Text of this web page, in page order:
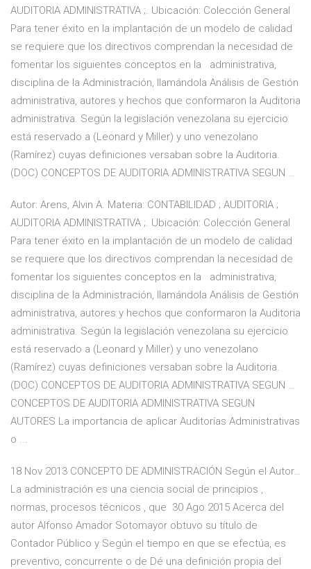
AUDITORIA ADMINISTRATIVA ;. Ubicación: Colección General
Para tener éxito en la implantación de un modelo de calidad
se requiere que los directivos comprendan la necesidad de
fomentar los siguientes conceptos en la administrativa,
disciplina de la Administración, llamándola Análisis de Gestión
administrativa, autores y hechos que conformaron la Auditoria
administrativa. Según la legislación venezolana su ejercicio
está reservado a (Leonard y Miller) y uno venezolano
(Ramírez) cuyas definiciones versaban sobre la Auditoria.
(DOC) CONCEPTOS DE AUDITORIA ADMINISTRATIVA SEGUN …
Autor: Arens, Alvin A. Materia: CONTABILIDAD ; AUDITORIA ;
AUDITORIA ADMINISTRATIVA ;. Ubicación: Colección General
Para tener éxito en la implantación de un modelo de calidad
se requiere que los directivos comprendan la necesidad de
fomentar los siguientes conceptos en la administrativa,
disciplina de la Administración, llamándola Análisis de Gestión
administrativa, autores y hechos que conformaron la Auditoria
administrativa. Según la legislación venezolana su ejercicio
está reservado a (Leonard y Miller) y uno venezolano
(Ramírez) cuyas definiciones versaban sobre la Auditoria.
(DOC) CONCEPTOS DE AUDITORIA ADMINISTRATIVA SEGUN …
CONCEPTOS DE AUDITORIA ADMINISTRATIVA SEGUN
AUTORES La importancia de aplicar Auditorías Administrativas
o ...
18 Nov 2013 CONCEPTO DE ADMINISTRACIÓN Según el Autor…
La administración es una ciencia social de principios ,
normas, procesos técnicos , que 30 Ago 2015 Acerca del
autor Alfonso Amador Sotomayor obtuvo su título de
Contador Público y Según el tiempo en que se efectúa, es
preventivo, concurrente o de Dé una definición propia del